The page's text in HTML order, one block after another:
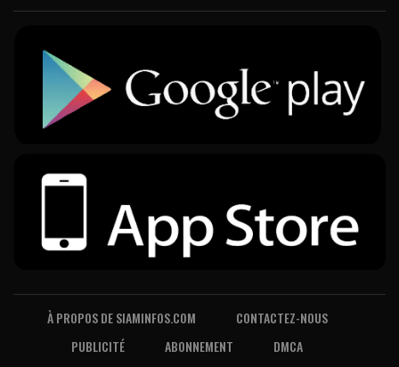
À PROPOS DE SIAMINFOS.COM
CONTACTEZ-NOUS
PUBLICITÉ
ABONNEMENT
DMCA